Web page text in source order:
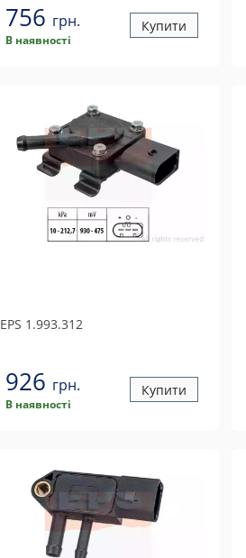
756 грн.
В наявності
Купити
EPS 1.993.312
926 грн.
В наявності
Купити